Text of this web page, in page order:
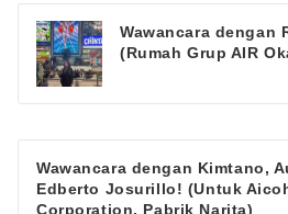
Navigasi
pos
Wawancara dengan
(Rumah Grup AIR
Wawancara dengan Kimtano,
Edberto Josurillo! (Untuk
Corporation, Pabrik Narita)